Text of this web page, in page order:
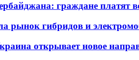
граждане платят
рынок гибридов и
открывает новое